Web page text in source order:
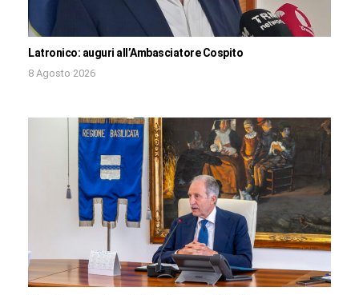
Latronico: auguri all’Ambasciatore Cospito
8 Agosto 2026